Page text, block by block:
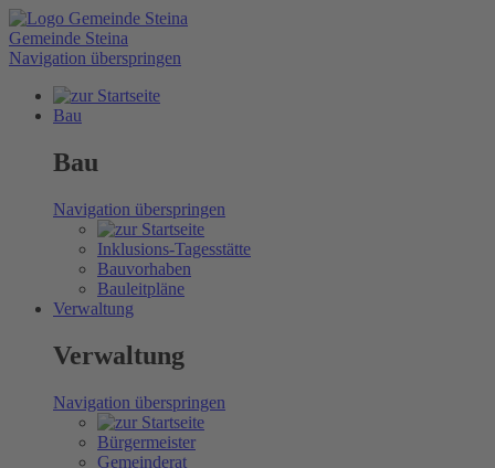
Gemeinde Steina
Navigation überspringen
Bau
Bau
Navigation überspringen
Inklusions-Tagesstätte
Bauvorhaben
Bauleitpläne
Verwaltung
Verwaltung
Navigation überspringen
Bürgermeister
Gemeinderat